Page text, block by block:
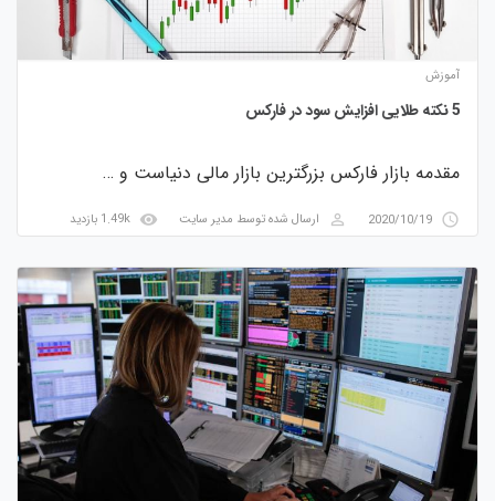
آموزش
5 نکته طلایی افزایش سود در فارکس
مقدمه بازار فارکس بزرگترین بازار مالی دنیاست و …
access_time
2020/10/19
perm_identity ارسال شده توسط مدیر سایت visibility